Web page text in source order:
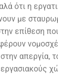
ότι η
με
επίθεση
απεργία,